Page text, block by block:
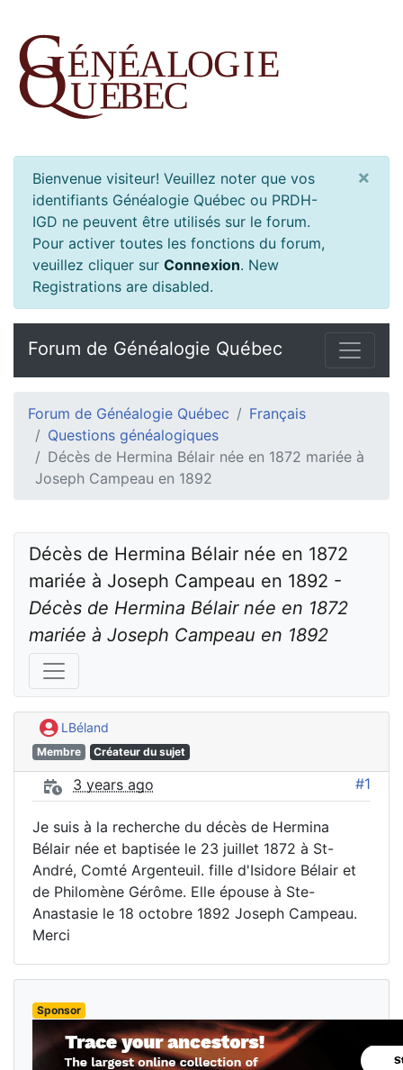
Bienvenue visiteur! Veuillez noter que vos
identifiants Généalogie Québec ou PRDH-
IGD ne peuvent être utilisés sur le forum.
Pour activer toutes les fonctions du forum,
veuillez cliquer sur Connexion. New
Registrations are disabled.
×
Forum de Généalogie Québec
Forum de Généalogie Québec
Français
Questions généalogiques
Décès de Hermina Bélair née en 1872 mariée à
Joseph Campeau en 1892
Décès de Hermina Bélair née en 1872
Décès de Hermina Bélair née en 1872
mariée à Joseph Campeau en 1892
LBéland
Membre Créateur du sujet
3 years ago #1
Je suis à la recherche du décès de Hermina
Bélair née et baptisée le 23 juillet 1872 à St-
André, Comté Argenteuil. fille d'Isidore Bélair et
de Philomène Gérôme. Elle épouse à Ste-
Anastasie le 18 octobre 1892 Joseph Campeau.
Merci
Sponsor